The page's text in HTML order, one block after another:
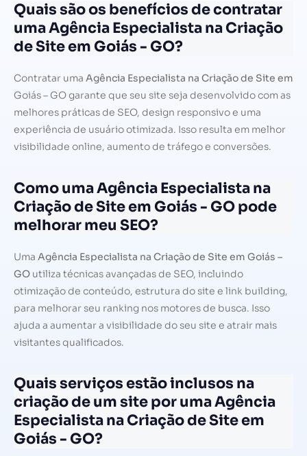
Quais são os benefícios de contratar
uma Agência Especialista na Criação
de Site em Goiás - GO?
Contratar uma Agência Especialista na Criação de Site em
Goiás – GO garante que seu site seja desenvolvido com as
melhores práticas de SEO, design responsivo e uma
experiência de usuário otimizada. Isso resulta em melhor
visibilidade online, aumento de tráfego e conversões.
Como uma Agência Especialista na
Criação de Site em Goiás - GO pode
melhorar meu SEO?
Uma Agência Especialista na Criação de Site em Goiás –
GO utiliza técnicas avançadas de SEO, incluindo
otimização de conteúdo, estrutura do site e link building,
para melhorar seu ranking nos motores de busca. Isso
ajuda a aumentar a visibilidade do seu site e atrair mais
visitantes qualificados.
Quais serviços estão inclusos na
criação de um site por uma Agência
Especialista na Criação de Site em
Goiás - GO?